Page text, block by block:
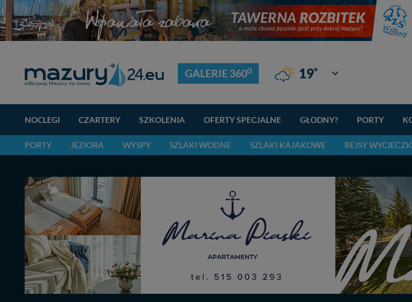
GALERIE 3600 19° Giżycko
NOCLEGI CZARTERY SZKOLENIA OFERTY SPECJALNE GŁODNY? PORTY
PORTY JEZIORA WYSPY SZLAKI WODNE SZLAKI KAJAKOWE REJSY